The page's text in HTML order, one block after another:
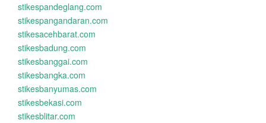
stikespandeglang.com
stikespangandaran.com
stikesacehbarat.com
stikesbadung.com
stikesbanggai.com
stikesbangka.com
stikesbanyumas.com
stikesbekasi.com
stikesblitar.com